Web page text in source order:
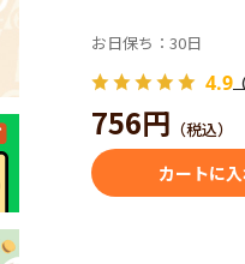
お日保ち：30日
4.9
756円 （税込）
カートに